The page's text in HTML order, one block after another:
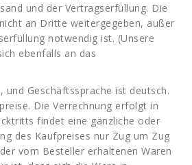
und der Vertragserfüllung. Die
an Dritte weitergegeben, außer
notwendig ist. (Unsere
ebenfalls an das
und Geschäftssprache ist deutsch.
Die Verrechnung erfolgt in
findet eine gänzliche oder
des Kaufpreises nur Zug um Zug
vom Besteller erhaltenen Waren